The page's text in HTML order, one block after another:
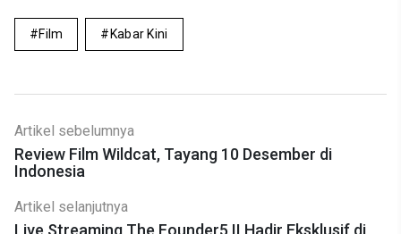
Film Kabar Kini
Artikel sebelumnya
Review Film Wildcat, Tayang 10 Desember di
Indonesia
Artikel selanjutnya
Live Streaming The Founder5 II Hadir Eksklusif di